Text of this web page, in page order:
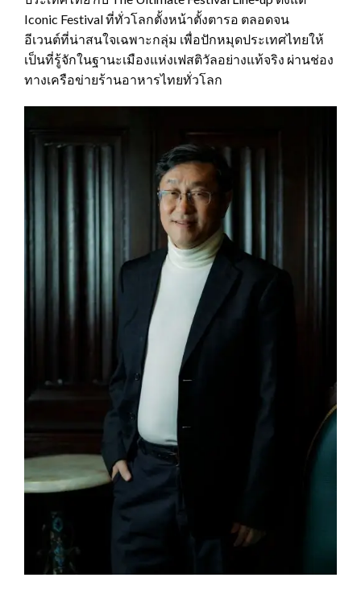
Iconic Festival ที่ทั่วโลกตั้งหน้าตั้งตารอ ตลอดจน
อีเวนต์ที่น่าสนใจเฉพาะกลุ่ม เพื่อปักหมุดประเทศไทยให้
เป็นที่รู้จักในฐานะเมืองแห่งเฟสติวัลอย่างแท้จริง ผ่านช่อง
ทางเครือข่ายร้านอาหารไทยทั่วโลก